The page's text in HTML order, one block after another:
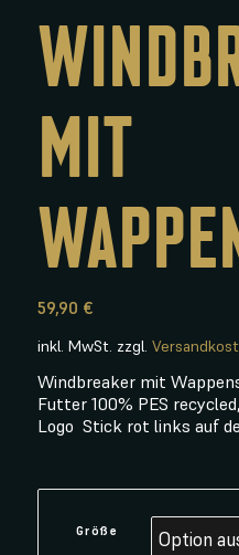
MIT
59,90 €
inkl. MwSt. zzgl.
Windbreaker mit
Futter 100% PES
Logo Stick rot links auf
Größe